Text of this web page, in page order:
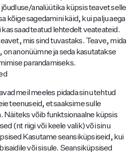
analüütika küpsis teavet selle
kõige sagedamini käid, kui palju aega
kas saad teatud lehtedelt veateateid.
mis sind tuvastaks. Teave, mida
anonüümne ja seda kasutatakse
parandamiseks.
meil meeles pidada sinu tehtud
teenuseid, et saaksime sulle
Näiteks võib funktsionaalne küpsis
(nt riigi või keele valik) või sinu
Kasutame seansiküpsiseid, kui
või sisule. Seansiküpsised